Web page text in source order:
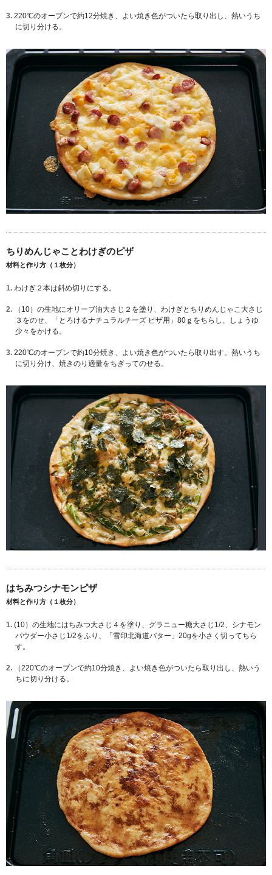
3. 220℃のオーブンで約12分焼き、よい焼き色がついたら取り出し、熱いうち
に切り分ける。
ちりめんじゃことわけぎのピザ
材料と作り方（１枚分）
1. わけぎ２本は斜め切りにする。
2.
（10）の生地にオリーブ油大さじ２を塗り、わけぎとちりめんじゃこ大さじ
３をのせ、「とろけるナチュラルチーズ ピザ用」80ｇをちらし、しょうゆ
少々をかける。
3. 220℃のオーブンで約10分焼き、よい焼き色がついたら取り出す。熱いうち
に切り分け、焼きのり適量をちぎってのせる。
はちみつシナモンピザ
材料と作り方（１枚分）
1. (10）の生地にはちみつ大さじ４を塗り、グラニュー糖大さじ1/2、シナモン
パウダー小さじ1/2をふり、「雪印北海道バター」20gを小さく切ってちら
す。
2.
（220℃のオーブンで約10分焼き、よい焼き色がついたら取り出し、熱いう
ちに切り分ける。